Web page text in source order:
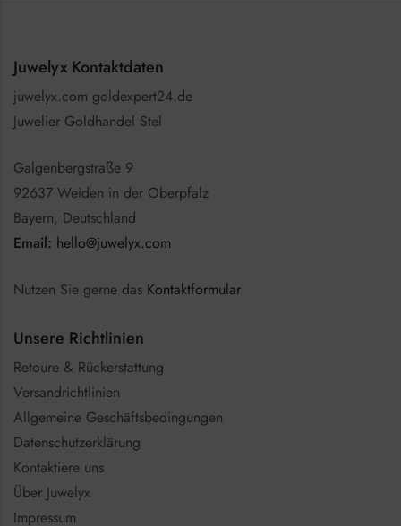
Juwelyx Kontaktdaten
juwelyx.com goldexpert24.de
Juwelier Goldhandel Stel
Galgenbergstraße 9
92637 Weiden in der Oberpfalz
Bayern, Deutschland
Email: hello@juwelyx.com
Nutzen Sie gerne das Kontaktformular
Unsere Richtlinien
Retoure & Rückerstattung
Versandrichtlinien
Allgemeine Geschäftsbedingungen
Datenschutzerklärung
Kontaktiere uns
Über Juwelyx
Impressum